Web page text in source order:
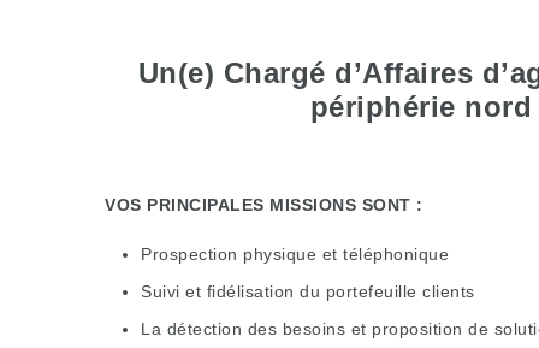
Un(e) Chargé d’Affaires
périphérie nord
VOS PRINCIPALES MISSIONS SONT :
Prospection physique et téléphonique
Suivi et fidélisation du portefeuille clients
La détection des besoins et proposition de